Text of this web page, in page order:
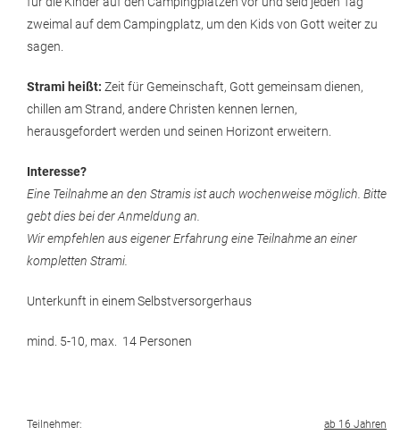
zweimal auf dem Campingplatz, um den Kids von Gott weiter zu
sagen.
Strami heißt: Zeit für Gemeinschaft, Gott gemeinsam dienen,
chillen am Strand, andere Christen kennen lernen,
herausgefordert werden und seinen Horizont erweitern.
Interesse?
Eine Teilnahme an den Stramis ist auch wochenweise möglich. Bitte
gebt dies bei der Anmeldung an.
Wir empfehlen aus eigener Erfahrung eine Teilnahme an einer
kompletten Strami.
Unterkunft in einem Selbstversorgerhaus
mind. 5-10, max. 14 Personen
Teilnehmer:
ab 16 Jahren